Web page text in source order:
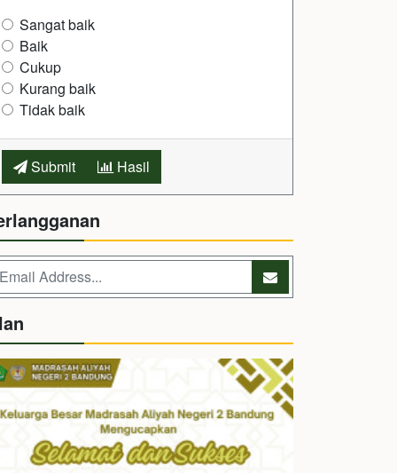
Sangat baik
Baik
Cukup
Kurang baik
Tidak baik
Submit Hasil